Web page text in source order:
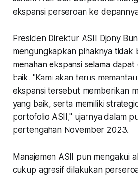
ekspansi perseroan ke
Presiden Direktur ASII Djony
mengungkapkan pihaknya tidak
menahan ekspansi selama
baik. "Kami akan terus
ekspansi tersebut memberikan
yang baik, serta memiliki
portofolio ASII," ujarnya dalam
pertengahan November 2023.
Manajemen ASII pun mengakui
cukup agresif dilakukan